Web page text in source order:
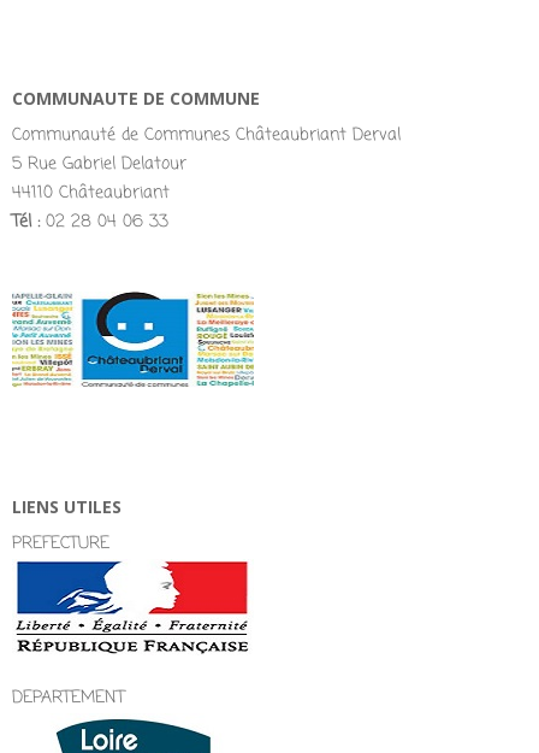
COMMUNAUTE DE COMMUNE
Communauté de Communes Châteaubriant Derval
5 Rue Gabriel Delatour
44110 Châteaubriant
Tél :02 28 04 06 33
LIENS UTILES
PREFECTURE
DEPARTEMENT